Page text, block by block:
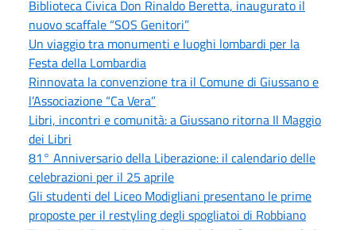
Biblioteca Civica Don Rinaldo Beretta, inaugurato il
nuovo scaffale “SOS Genitori”
Un viaggio tra monumenti e luoghi lombardi per la
Festa della Lombardia
Rinnovata la convenzione tra il Comune di Giussano e
l’Associazione “Ca Vera”
Libri, incontri e comunità: a Giussano ritorna Il Maggio
dei Libri
81° Anniversario della Liberazione: il calendario delle
celebrazioni per il 25 aprile
Gli studenti del Liceo Modigliani presentano le prime
proposte per il restyling degli spogliatoi di Robbiano